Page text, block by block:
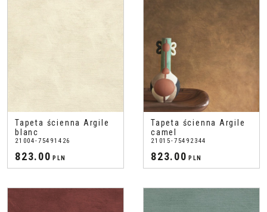
Tapeta ścienna Argile
blanc
21004-75491426
823.00 PLN
Tapeta ścienna Argile
camel
21015-75492344
823.00 PLN